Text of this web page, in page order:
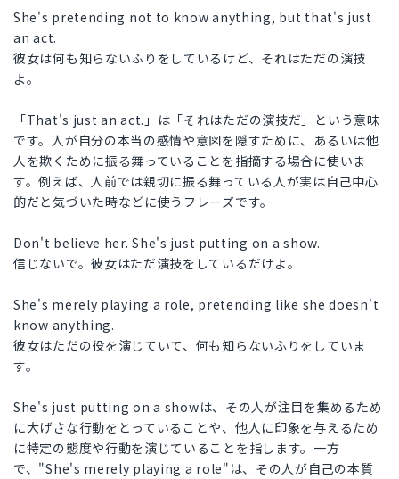
She's pretending not to know anything, but that's just
an act.
彼女は何も知らないふりをしているけど、それはただの演技
よ。
「That's just an act.」は「それはただの演技だ」という意味
です。人が自分の本当の感情や意図を隠すために、あるいは他
人を欺くために振る舞っていることを指摘する場合に使いま
す。例えば、人前では親切に振る舞っている人が実は自己中心
的だと気づいた時などに使うフレーズです。
Don't believe her. She's just putting on a show.
信じないで。彼女はただ演技をしているだけよ。
She's merely playing a role, pretending like she doesn't
know anything.
彼女はただの役を演じていて、何も知らないふりをしていま
す。
She's just putting on a showは、その人が注目を集めるため
に大げさな行動をとっていることや、他人に印象を与えるため
に特定の態度や行動を演じていることを指します。一方
で、"She's merely playing a role"は、その人が自己の本質